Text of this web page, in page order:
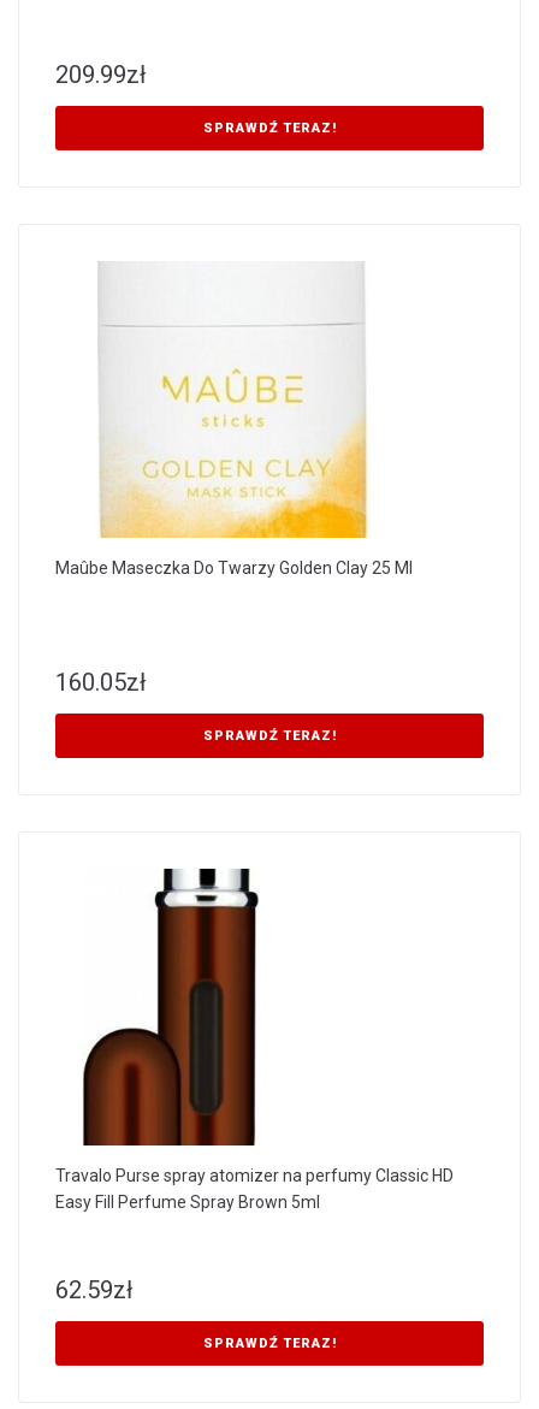
209.99zł
SPRAWDŹ TERAZ!
Maûbe Maseczka Do Twarzy Golden Clay 25 Ml
160.05zł
SPRAWDŹ TERAZ!
Travalo Purse spray atomizer na perfumy Classic HD
Easy Fill Perfume Spray Brown 5ml
62.59zł
SPRAWDŹ TERAZ!